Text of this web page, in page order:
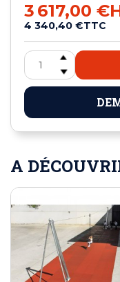
3 617,00 €
4 340,40 €TTC
A